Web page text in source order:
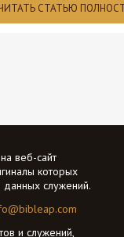
СТАТЬЮ
веб-сайт
которых
данных служений.
и служений,